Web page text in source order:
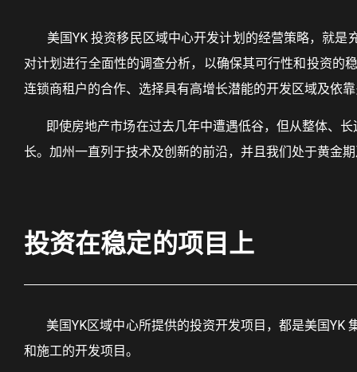
美国YK 投资移民区域中心开发计划的经营策略，就是
对计划进行全面性的调查分析，以确保其可行性和投资的
连锁商租户的合作、选择具有高增长潜能的开发区域及依
即使房地产市场在过去几年中遭遇低谷，但从整体、长
长。加州一直列于技术及创新的前沿，并且我们处于黄金
投资在稳定的项目上
美国YK区域中心所提供的投资开发项目，都是美国YK
和施工的开发项目。